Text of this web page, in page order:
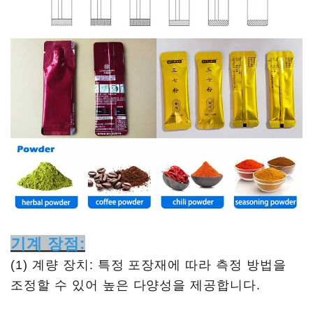
기계 장점:
(1) 계량 장치: 특정 포장재에 따라 측정 방법을
조정할 수 있어 높은 다양성을 제공합니다.